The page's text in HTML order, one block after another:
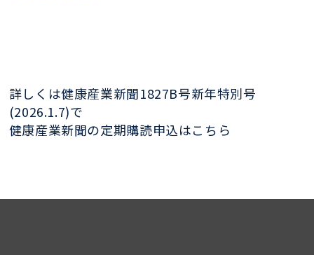
詳しくは健康産業新聞1827B号新年特別号
(2026.1.7)で
健康産業新聞の定期購読申込はこちら